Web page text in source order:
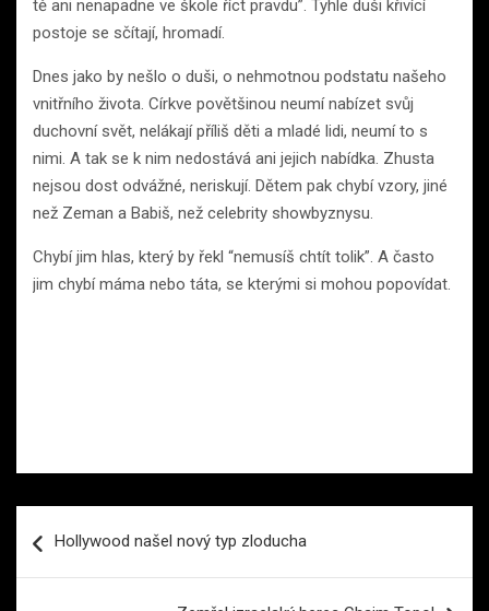
tě ani nenapadne ve škole říct pravdu”. Tyhle duši křivící
postoje se sčítají, hromadí.
Dnes jako by nešlo o duši, o nehmotnou podstatu našeho
vnitřního života. Církve povětšinou neumí nabízet svůj
duchovní svět, nelákají příliš děti a mladé lidi, neumí to s
nimi. A tak se k nim nedostává ani jejich nabídka. Zhusta
nejsou dost odvážné, neriskují. Dětem pak chybí vzory, jiné
než Zeman a Babiš, než celebrity showbyznysu.
Chybí jim hlas, který by řekl “nemusíš chtít tolik”. A často
jim chybí máma nebo táta, se kterými si mohou popovídat.
proHollywood našel nový typ zloducha